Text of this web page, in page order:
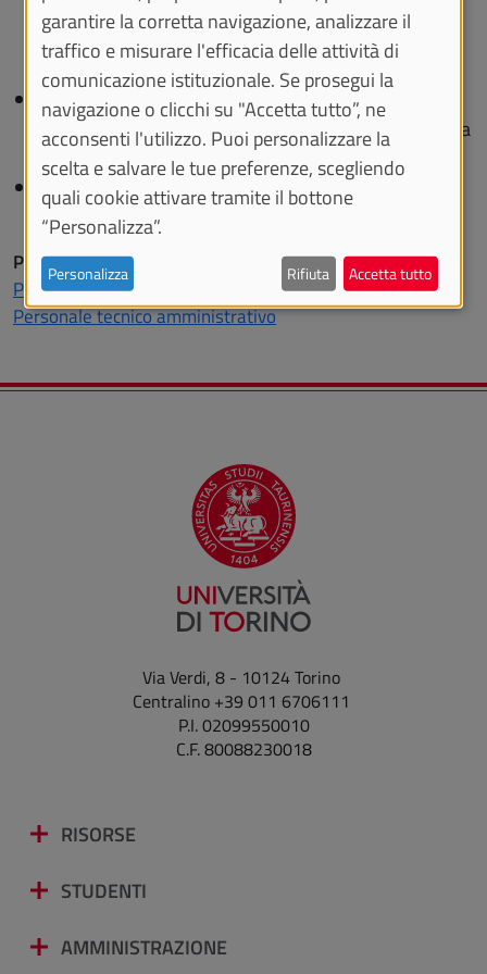
(e per l'aggiornamento delle aule e delle loro
caratteristiche) inviare una email
all'indirizzospazi@unito.it
Per richiedere la prenotazione di un’aula rivolgersi a
referenti abilitati: cercare quelli della propria struttura
tramite l'applicazione Cerca RIF
Per supporto tecnico ai referenti abilitati: inviare un
ticket tramite il
Profilo utente
Personale docente e ricercatore
Personale tecnico amministrativo
Via Verdi, 8 - 10124 Torino
Centralino +39 011 6706111
P.I. 02099550010
C.F. 80088230018
RISORSE
STUDENTI
AMMINISTRAZIONE
garantire la corretta navigazione, analizzare il
traffico e misurare l'efficacia delle attività di
comunicazione istituzionale. Se prosegui la
navigazione o clicchi su "Accetta tutto”, ne
acconsenti l'utilizzo. Puoi personalizzare la
scelta e salvare le tue preferenze, scegliendo
quali cookie attivare tramite il bottone
“Personalizza”.
Personalizza Rifiuta Accetta tutto